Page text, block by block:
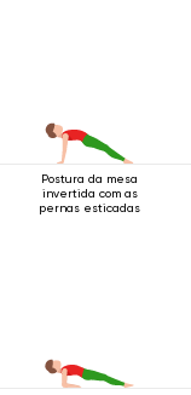
Postura da mesa
invertida com as
pernas esticadas